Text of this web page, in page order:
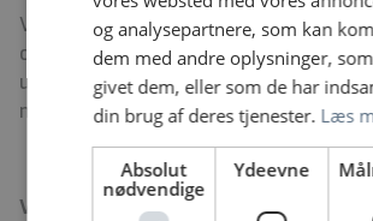
Vi er en afdeling med højt fagligt
og stærkt sammenhold. Hierarkiet er
uformel, og vi hjælper hinanden med at
mål med dagens opgaver.
Vil du være en del af holdet?
og analysepartnere, som kan
dem med andre oplysninger,
givet dem, eller som de har
din brug af deres tjenester. Læs
Absolut
nødvendige
Ydeevne